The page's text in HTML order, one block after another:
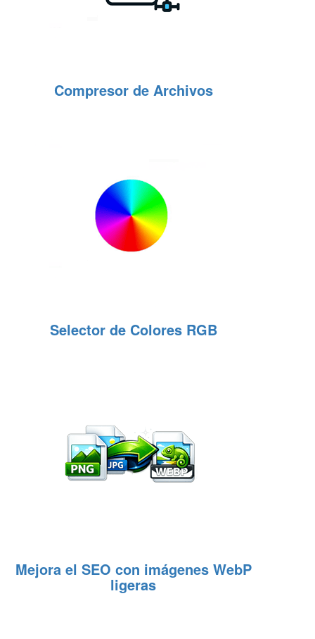
Compresor de Archivos
Selector de Colores RGB
Mejora el SEO con imágenes WebP
ligeras